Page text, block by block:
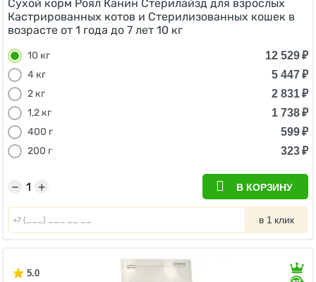
Сухой корм Роял Канин Стерилайзд для взрослых
Кастрированных котов и Стерилизованных кошек в
возрасте от 1 года до 7 лет 10 кг
10 кг 12 529₽
4 кг
5 447₽
2 кг
2 831₽
1,2 кг
1 738₽
400 г
599₽
200 г
323₽
+
− В КОРЗИНУ
в 1 клик
5.0